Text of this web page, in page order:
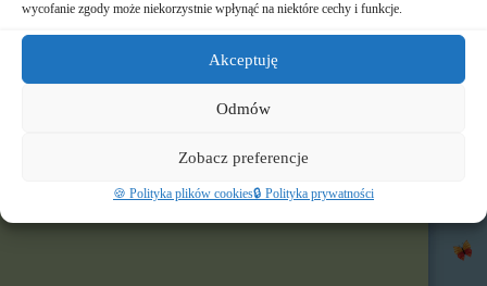
wycofanie zgody może niekorzystnie wpłynąć na niektóre cechy i funkcje.
Akceptuję
Odmów
Zobacz preferencje
🍪 Polityka plików cookies🔒 Polityka prywatności
📧 Kontakt